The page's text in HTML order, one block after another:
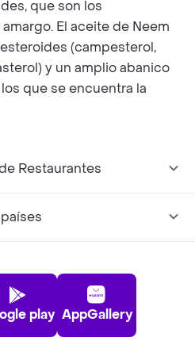
que son los
El aceite de Neem
(campesterol,
y un amplio abanico
que se encuentra la
Restaurantes
play AppGallery